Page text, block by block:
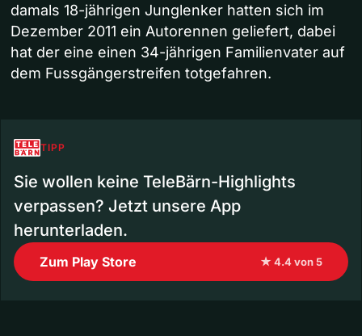
damals 18-jährigen Junglenker hatten sich im
Dezember 2011 ein Autorennen geliefert, dabei
hat der eine einen 34-jährigen Familienvater auf
dem Fussgängerstreifen totgefahren.
TIPP
Sie wollen keine TeleBärn-Highlights
verpassen? Jetzt unsere App
herunterladen.
Zum Play Store ★ 4.4 von 5